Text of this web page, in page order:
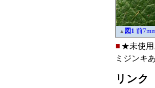
▲ 図1 前
■ ★未使用
ミジンキ
リンク